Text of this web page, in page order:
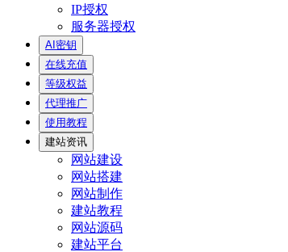
IP授权
服务器授权
AI密钥
在线充值
等级权益
代理推广
使用教程
建站资讯
网站建设
网站搭建
网站制作
建站教程
网站源码
建站平台